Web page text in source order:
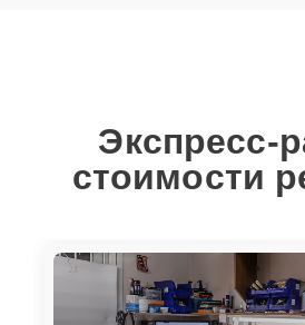
Экспресс-
стоимости